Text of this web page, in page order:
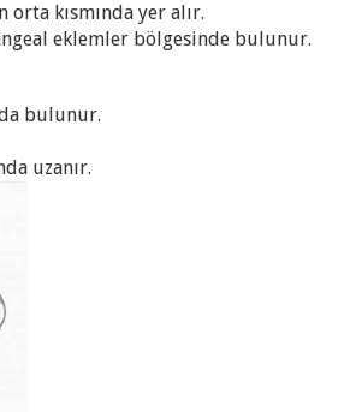
orta kısmında yer alır.
eklemler bölgesinde bulunur.
bulunur.
uzanır.